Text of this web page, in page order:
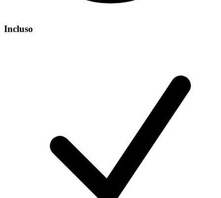
Incluso